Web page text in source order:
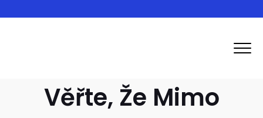
Věřte, Že Mimo